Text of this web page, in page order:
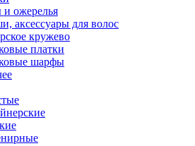
и ожерелья
аксессуары для волос
кружево
платки
шарфы